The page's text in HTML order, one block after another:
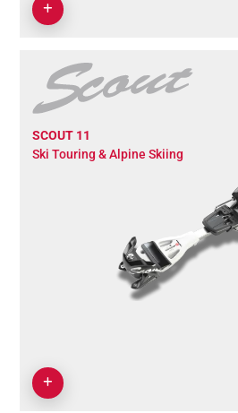
SCOUT 11
Ski Touring & Alpine Skiing